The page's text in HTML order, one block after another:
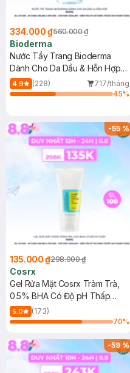
334.000 ₫560.000 ₫
Bioderma
Nước Tẩy Trang Bioderma
Dành Cho Da Dầu & Hỗn Hợp
500ml
4.9 (228)
717/tháng
45%
-55%
135.000 ₫298.000 ₫
Cosrx
Gel Rửa Mặt Cosrx Tràm Trà,
0.5% BHA Có Độ pH Thấp
150ml
5.0
(173)
70%
-59%